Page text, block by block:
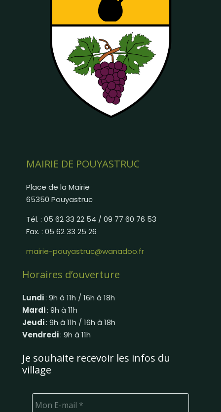
MAIRIE DE POUYASTRUC
Place de la Mairie
65350 Pouyastruc
Tél. : 05 62 33 22 54 / 09 77 60 76 53
Fax. : 05 62 33 25 26
mairie-pouyastruc@wanadoo.fr
Horaires d’ouverture
Lundi: 9h à 11h / 16h à 18h
Mardi: 9h à 11h
Jeudi: 9h à 11h / 16h à 18h
Vendredi: 9h à 11h
Je souhaite recevoir les infos du
village